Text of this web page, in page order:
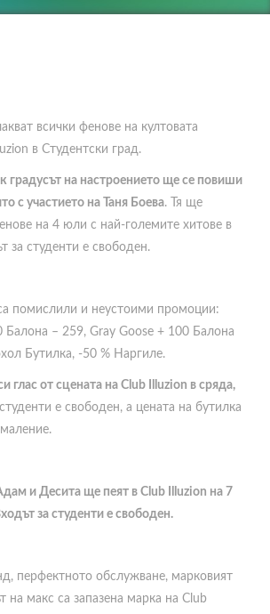
всички фенове на култовата
в Студентски град.
градусът на настроението ще се повиши
с участието на Таня Боева. Тя ще
на 4 юли с най-големите хитове в
за студенти е свободен.
помислили и неустоими промоции:
Балона – 259, Gray Goose + 100 Балона
Бутилка, -50 % Наргиле.
глас от сцената на Club Illuzion в сряда,
е свободен, а цената на бутилка
и Десита ще пеят в Club Illuzion на 7
за студенти е свободен.
перфектното обслужване, марковият
на макс са запазена марка на Club